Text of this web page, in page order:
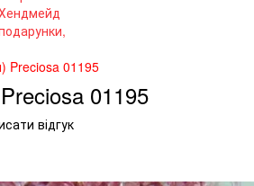
Preciosa 01195
01195
відгук